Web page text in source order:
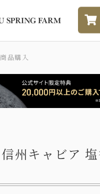
商品購入
州キャビア